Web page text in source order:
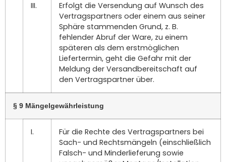
III.
Erfolgt die Versendung auf Wunsch des
Vertragspartners oder einem aus seiner
Sphäre stammenden Grund, z. B.
fehlender Abruf der Ware, zu einem
späteren als dem erstmöglichen
Liefertermin, geht die Gefahr mit der
Meldung der Versandbereitschaft auf
den Vertragspartner über.
§ 9 Mängelgewährleistung
I.
Für die Rechte des Vertragspartners bei
Sach- und Rechtsmängeln (einschließlich
Falsch- und Minderlieferung sowie